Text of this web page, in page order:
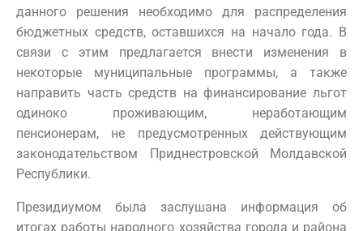
данного решения необходимо для распределения
бюджетных средств, оставшихся на начало года. В
связи с этим предлагается внести изменения в
некоторые муниципальные программы, а также
направить часть средств на финансирование льгот
одиноко проживающим, неработающим
пенсионерам, не предусмотренных действующим
законодательством Приднестровской Молдавской
Республики.
Президиумом была заслушана информация об
итогах работы народного хозяйства города и района